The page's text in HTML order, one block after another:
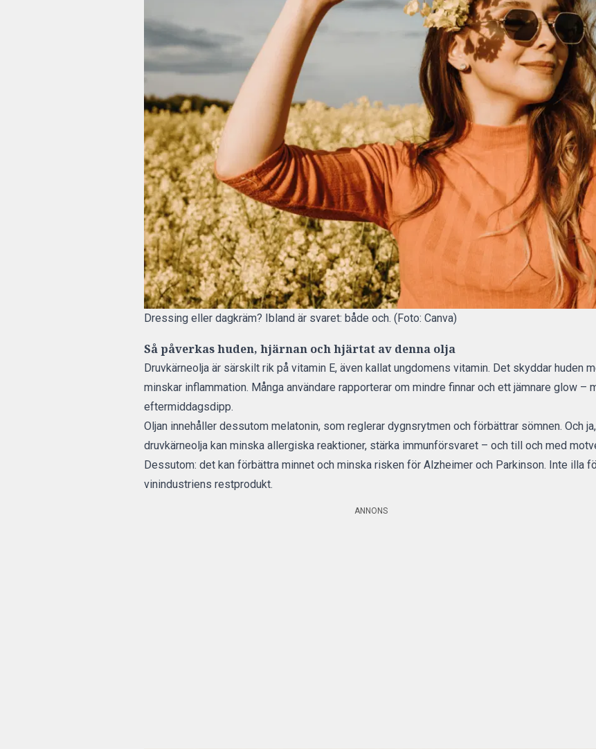
Dressing eller dagkräm? Ibland är svaret: både och. (Foto: Canva)
Så påverkas huden, hjärnan och hjärtat av denna olja
Druvkärneolja är särskilt rik på vitamin E, även kallat ungdomens vitamin. Det skyddar huden
minskar inflammation. Många användare rapporterar om mindre finnar och ett jämnare glow –
eftermiddagsdipp.
Oljan innehåller dessutom melatonin, som reglerar dygnsrytmen och förbättrar sömnen. Och
druvkärneolja kan minska allergiska reaktioner, stärka immunförsvaret – och till och med
Dessutom: det kan förbättra minnet och minska risken för Alzheimer och Parkinson. Inte illa
vinindustriens restprodukt.
ANNONS